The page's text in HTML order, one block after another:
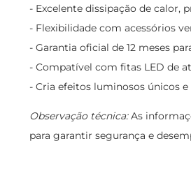
- Excelente dissipação de calor,
- Flexibilidade com acessórios
- Garantia oficial de 12 meses
- Compatível com fitas LED de
- Cria efeitos luminosos únicos
Observação técnica:As
para garantir segurança e